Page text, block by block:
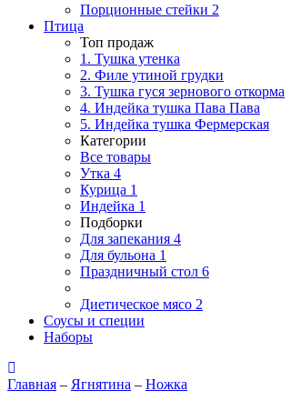
Порционные стейки 2
Птица
Топ продаж
1. Тушка утенка
2. Филе утиной грудки
3. Тушка гуся зернового откорма
4. Индейка тушка Пава Пава
5. Индейка тушка Фермерская
Категории
Все товары
Утка 4
Курица 1
Индейка 1
Подборки
Для запекания 4
Для бульона 1
Праздничный стол 6
Диетическое мясо 2
Соусы и специи
Наборы
Главная – Ягнятина – Ножка